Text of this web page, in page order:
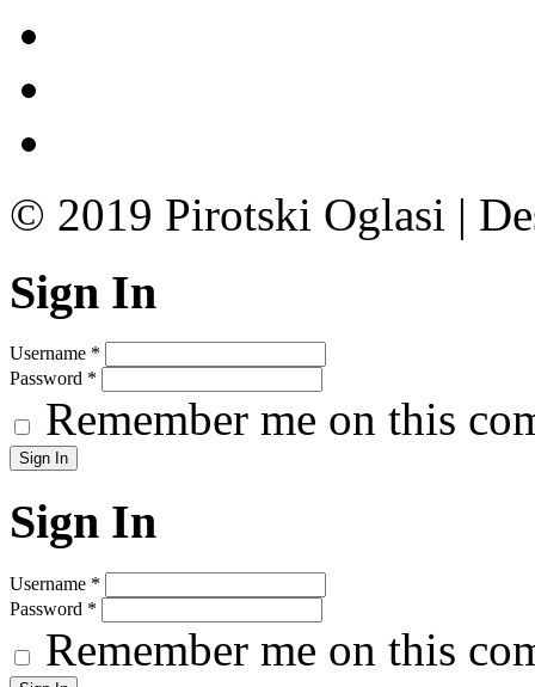
© 2019 Pirotski Oglasi |
Sign In
Username *
Password *
Remember me on this
Sign In
Username *
Password *
Remember me on this